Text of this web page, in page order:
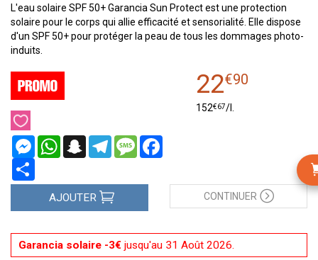
L'eau solaire SPF 50+ Garancia Sun Protect est une protection
solaire pour le corps qui allie efficacité et sensorialité. Elle dispose
d'un SPF 50+ pour protéger la peau de tous les dommages photo-
induits.
MessengerWhatsAppSnapchatTelegramMessage
22€90
152€67/
AJOUTER CONTINUER
Garancia solaire -3€ jusqu'au 31 Août 2026.